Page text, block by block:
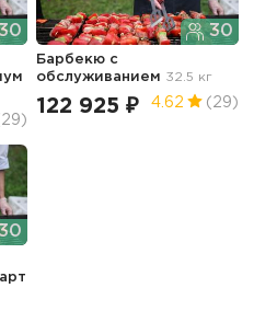
30
Барбекю с
обслуживанием
32.5 кг
122 925 ₽ 4.62 (29)